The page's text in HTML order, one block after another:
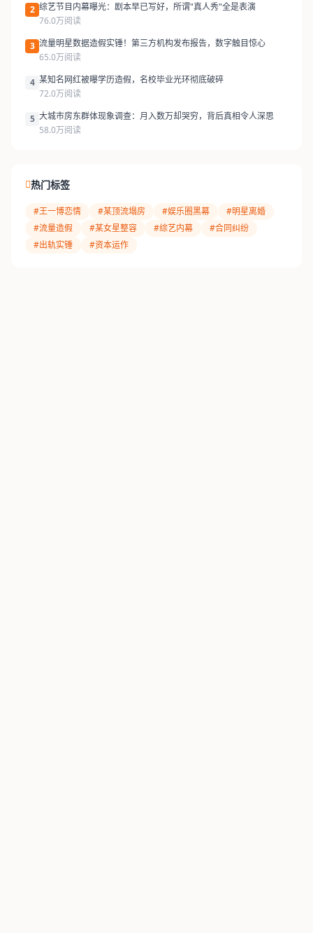
2 综艺节目内幕曝光：剧本早已写好，所谓"真人秀"全是表演
76.0万阅读
3 流量明星数据造假实锤！第三方机构发布报告，数字触目惊心
65.0万阅读
4 某知名网红被曝学历造假，名校毕业光环彻底破碎
72.0万阅读
5 大城市房东群体现象调查：月入数万却哭穷，背后真相令人深思
58.0万阅读
热门标签
#王一博恋情 #某顶流塌房 #娱乐圈黑幕
#明星离婚
#流量造假
#某女星整容 #综艺内幕
#合同纠纷
#出轨实锤
#资本运作